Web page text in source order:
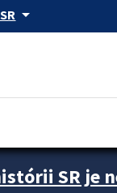
arrow_drop_down
SR je